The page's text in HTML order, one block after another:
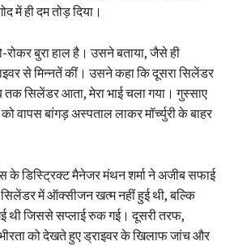
में ही दम तोड़ दिया।
रोकर बुरा हाल है। उसने बताया, जैसे ही
से मिन्नतें कीं। उसने कहा कि दूसरा सिलेंडर
सिलेंडर आता, मेरा भाई चला गया। गुस्साए
वापस बांगड़ अस्पताल लाकर मॉर्च्युरी के बाहर
के डिस्ट्रिक्ट मैनेजर मंथन शर्मा ने अजीब सफाई
में ऑक्सीजन खत्म नहीं हुई थी, बल्कि
थी जिससे सप्लाई रुक गई। दूसरी तरफ,
को देखते हुए ड्राइवर के खिलाफ जांच और